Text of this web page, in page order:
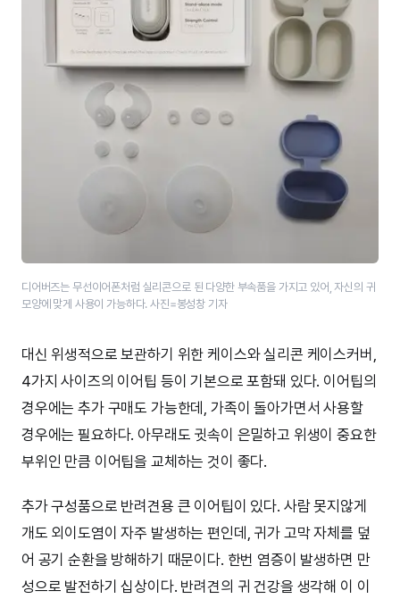
디어버즈는 무선이어폰처럼 실리콘으로 된 다양한 부속품을 가지고 있어, 자신의 귀
모양에 맞게 사용이 가능하다. 사진=봉성창 기자
대신 위생적으로 보관하기 위한 케이스와 실리콘 케이스커버,
4가지 사이즈의 이어팁 등이 기본으로 포함돼 있다. 이어팁의
경우에는 추가 구매도 가능한데, 가족이 돌아가면서 사용할
경우에는 필요하다. 아무래도 귓속이 은밀하고 위생이 중요한
부위인 만큼 이어팁을 교체하는 것이 좋다.
추가 구성품으로 반려견용 큰 이어팁이 있다. 사람 못지않게
개도 외이도염이 자주 발생하는 편인데, 귀가 고막 자체를 덮
어 공기 순환을 방해하기 때문이다. 한번 염증이 발생하면 만
성으로 발전하기 십상이다. 반려견의 귀 건강을 생각해 이 이